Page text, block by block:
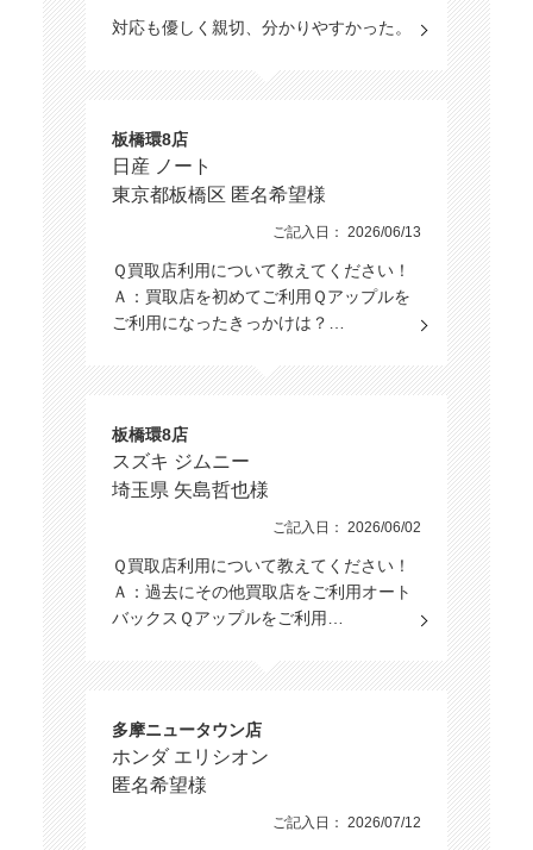
対応も優しく親切、分かりやすかった。
板橋環8店
日産 ノート
東京都板橋区 匿名希望様
ご記入日： 2026/06/13
Ｑ買取店利用について教えてください！
Ａ：買取店を初めてご利用Ｑアップルを
ご利用になったきっかけは？…
板橋環8店
スズキ ジムニー
埼玉県 矢島哲也様
ご記入日： 2026/06/02
Ｑ買取店利用について教えてください！
Ａ：過去にその他買取店をご利用オート
バックスＱアップルをご利用…
多摩ニュータウン店
ホンダ エリシオン
匿名希望様
ご記入日： 2026/07/12